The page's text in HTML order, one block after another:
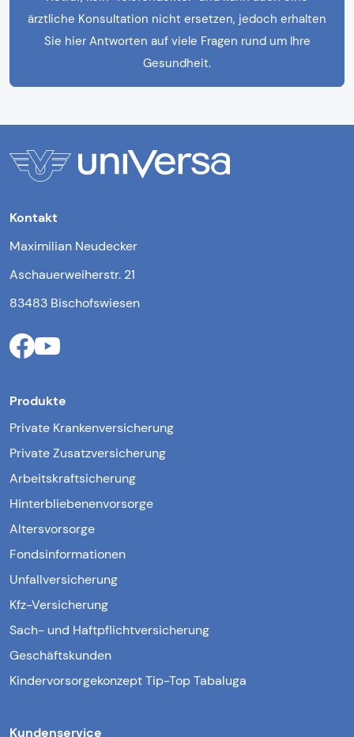
ärztliche Konsultation nicht ersetzen, jedoch erhalten
Sie hier Antworten auf viele Fragen rund um Ihre
Gesundheit.
Kontakt
Maximilian Neudecker
Aschauerweiherstr. 21
83483 Bischofswiesen
Produkte
Private Krankenversicherung
Private Zusatzversicherung
Arbeitskraftsicherung
Hinterbliebenenvorsorge
Altersvorsorge
Fondsinformationen
Unfallversicherung
Kfz-Versicherung
Sach- und Haftpflichtversicherung
Geschäftskunden
Kindervorsorgekonzept Tip-Top Tabaluga
Kundenservice